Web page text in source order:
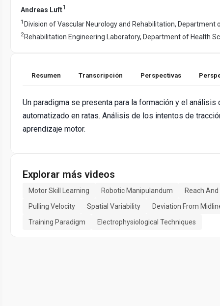
Andreas Luft1
1 Division of Vascular Neurology and Rehabilitation, Department
2Rehabilitation Engineering Laboratory, Department of Health
Resumen Transcripción Perspectivas
Un paradigma se presenta para la formación y el análisis
automatizado en ratas. Análisis de los intentos de
aprendizaje motor.
Explorar más videos
Motor Skill Learning Robotic Manipulandum
Reach
Pulling Velocity
Spatial Variability
Deviation From
Training Paradigm
Electrophysiological Techniques